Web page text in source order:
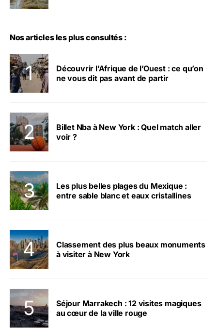
Nos articles les plus consultés :
Découvrir l’Afrique de l’Ouest : ce qu’on
ne vous dit pas avant de partir
Billet Nba à New York : Quel match aller
voir ?
Les plus belles plages du Mexique :
entre sable blanc et eaux cristallines
Classement des plus beaux monuments
à visiter à New York
Séjour Marrakech : 12 visites magiques
au cœur de la ville rouge